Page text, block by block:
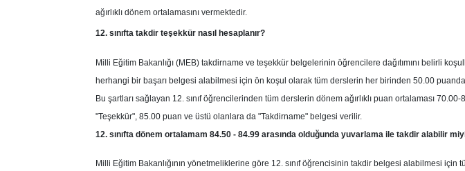
ağırlıklı dönem ortalamasını vermektedir.
12. sınıfta takdir teşekkür nasıl hesaplanır?
Milli Eğitim Bakanlığı (MEB) takdirname ve teşekkür belgelerinin öğrencilere dağıtımını belirli
herhangi bir başarı belgesi alabilmesi için ön koşul olarak tüm derslerin her birinden 50.00
Bu şartları sağlayan 12. sınıf öğrencilerinden tüm derslerin dönem ağırlıklı puan ortalaması
"Teşekkür", 85.00 puan ve üstü olanlara da "Takdirname" belgesi verilir.
12. sınıfta dönem ortalamam 84.50 - 84.99 arasında olduğunda yuvarlama ile takdir alabilir
Milli Eğitim Bakanlığının yönetmeliklerine göre 12. sınıf öğrencisinin takdir belgesi alabilmesi için